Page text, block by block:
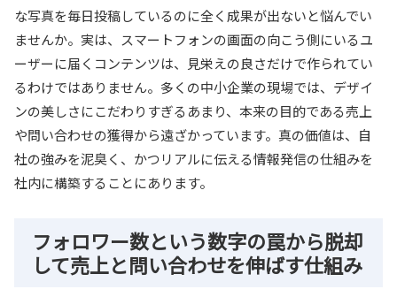
な写真を毎日投稿しているのに全く成果が出ないと悩んでい
ませんか。実は、スマートフォンの画面の向こう側にいるユ
ーザーに届くコンテンツは、見栄えの良さだけで作られてい
るわけではありません。多くの中小企業の現場では、デザイ
ンの美しさにこだわりすぎるあまり、本来の目的である売上
や問い合わせの獲得から遠ざかっています。真の価値は、自
社の強みを泥臭く、かつリアルに伝える情報発信の仕組みを
社内に構築することにあります。
フォロワー数という数字の罠から脱却
して売上と問い合わせを伸ばす仕組み